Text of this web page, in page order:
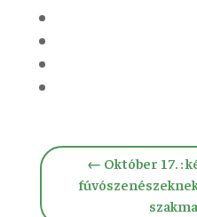
← Október 17. :